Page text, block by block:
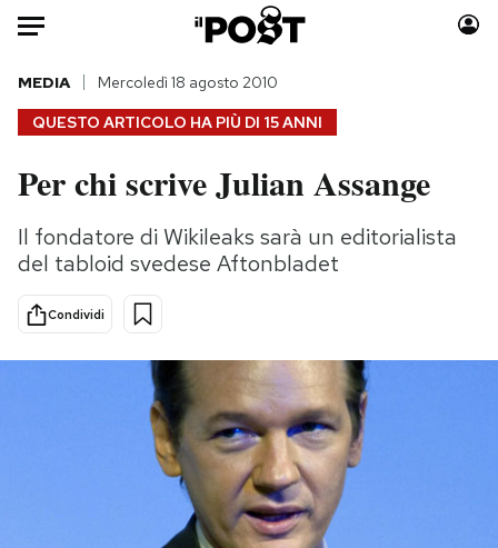
Auto
HOME
Italia
Politica
Internet
Moda
Consumismi
Altrecose
Mondiali calcio 2026
QUESTO ARTICOLO HA PIÙ DI 15 ANNI
MEDIA Mercoledì 18 agosto 2010
Per chi scrive Julian Assange
Il fondatore di Wikileaks sarà un editorialista
del tabloid svedese Aftonbladet
Condividi